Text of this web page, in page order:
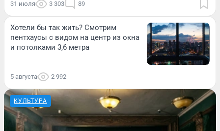
31 июля 3 303 89
Хотели бы так жить? Смотрим
пентхаусы с видом на центр из окна
и потолками 3,6 метра
5 августа 2 992
КУЛЬТУРА